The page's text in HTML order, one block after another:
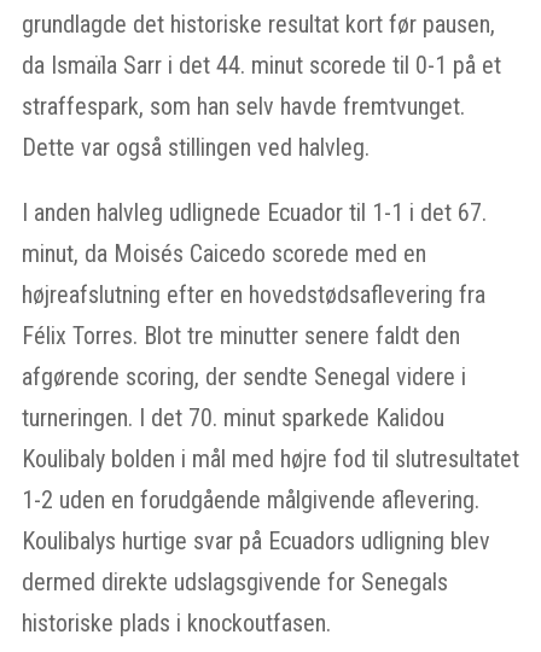
grundlagde det historiske resultat kort før pausen,
da Ismaïla Sarr i det 44. minut scorede til 0-1 på et
straffespark, som han selv havde fremtvunget.
Dette var også stillingen ved halvleg.
I anden halvleg udlignede Ecuador til 1-1 i det 67.
minut, da Moisés Caicedo scorede med en
højreafslutning efter en hovedstødsaflevering fra
Félix Torres. Blot tre minutter senere faldt den
afgørende scoring, der sendte Senegal videre i
turneringen. I det 70. minut sparkede Kalidou
Koulibaly bolden i mål med højre fod til slutresultatet
1-2 uden en forudgående målgivende aflevering.
Koulibalys hurtige svar på Ecuadors udligning blev
dermed direkte udslagsgivende for Senegals
historiske plads i knockoutfasen.